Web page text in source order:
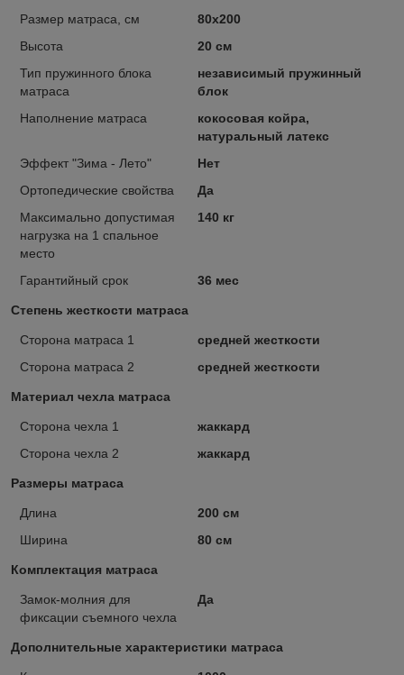
Размер матраса, см
80х200
Высота
20 см
Тип пружинного блока
матраса
независимый пружинный
блок
Наполнение матраса
кокосовая койра,
натуральный латекс
Эффект "Зима - Лето"
Нет
Ортопедические свойства
Да
Максимально допустимая
нагрузка на 1 спальное
место
140 кг
Гарантийный срок 36 мес
Степень жесткости матраса
Сторона матраса 1
средней жесткости
Сторона матраса 2
средней жесткости
Материал чехла матраса
Сторона чехла 1
жаккард
Сторона чехла 2
жаккард
Размеры матраса
Длина
200 см
Ширина
80 см
Комплектация матраса
Замок-молния для
фиксации съемного чехла
Да
Дополнительные характеристики матраса